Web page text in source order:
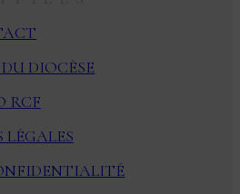
DIOCÈSE
RCF